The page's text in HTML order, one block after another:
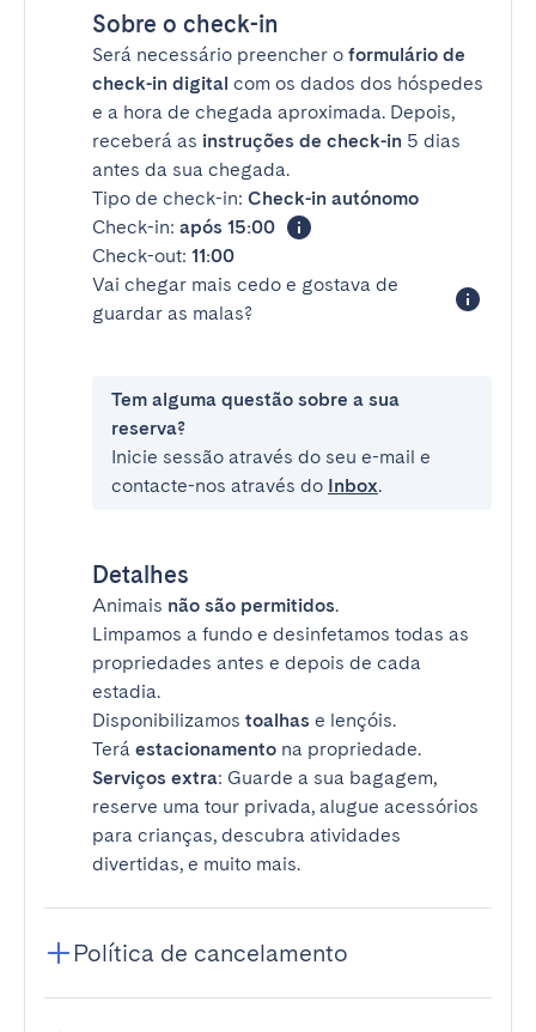
Sobre o check-in
Será necessário preencher o formulário de
check-in digital com os dados dos hóspedes
e a hora de chegada aproximada. Depois,
receberá as instruções de check-in 5 dias
antes da sua chegada.
Tipo de check-in: Check-in autónomo
Check-in: após 15:00
Check-out: 11:00
Vai chegar mais cedo e gostava de
guardar as malas?
Tem alguma questão sobre a sua
reserva?
Inicie sessão através do seu e-mail e
contacte-nos através do Inbox.
Detalhes
Animais não são permitidos.
Limpamos a fundo e desinfetamos todas as
propriedades antes e depois de cada
estadia.
Disponibilizamos toalhas e lençóis.
Terá estacionamento na propriedade.
Serviços extra: Guarde a sua bagagem,
reserve uma tour privada, alugue acessórios
para crianças, descubra atividades
divertidas, e muito mais.
Política de cancelamento